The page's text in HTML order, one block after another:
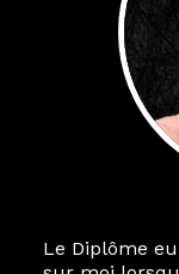
Le Diplôme